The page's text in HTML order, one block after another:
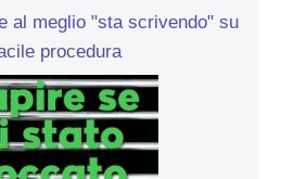
al meglio "sta scrivendo" su
procedura